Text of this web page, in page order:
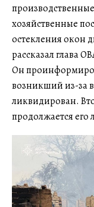
хозяйственные
остекления окон
рассказал глава
Он
возникший из-за
ликвидирован.
продолжается его